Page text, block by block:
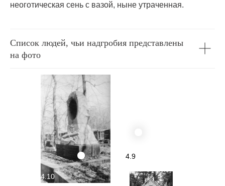
неоготическая сень с вазой, ныне утраченная.
Список людей, чьи надгробия представлены
на фото
4.9
4.10